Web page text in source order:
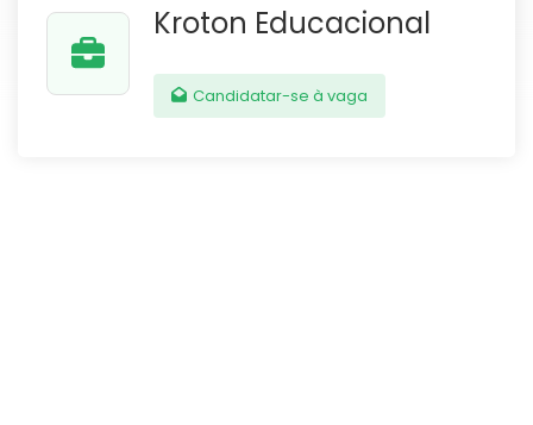
Kroton Educacional
Candidatar-se à vaga